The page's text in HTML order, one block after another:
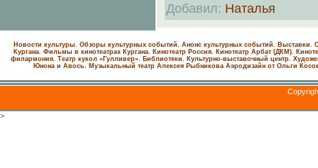
Добавил: Наталья
Новости культуры. Обзоры культурных событий. Анонс культурных событий. Выставки.
Кургана. Фильмы в кинотеатрах Кургана.
Кинотеатр Россия. Кинотеатр Арбат (ДКМ).
филармония. Театр кукол «Гулливер». Библиотеки. Культурно-выставочный центр.
Юнона и Авось. Музыкальный театр Алексея Рыбникова Аэродизайн от Ольги
>